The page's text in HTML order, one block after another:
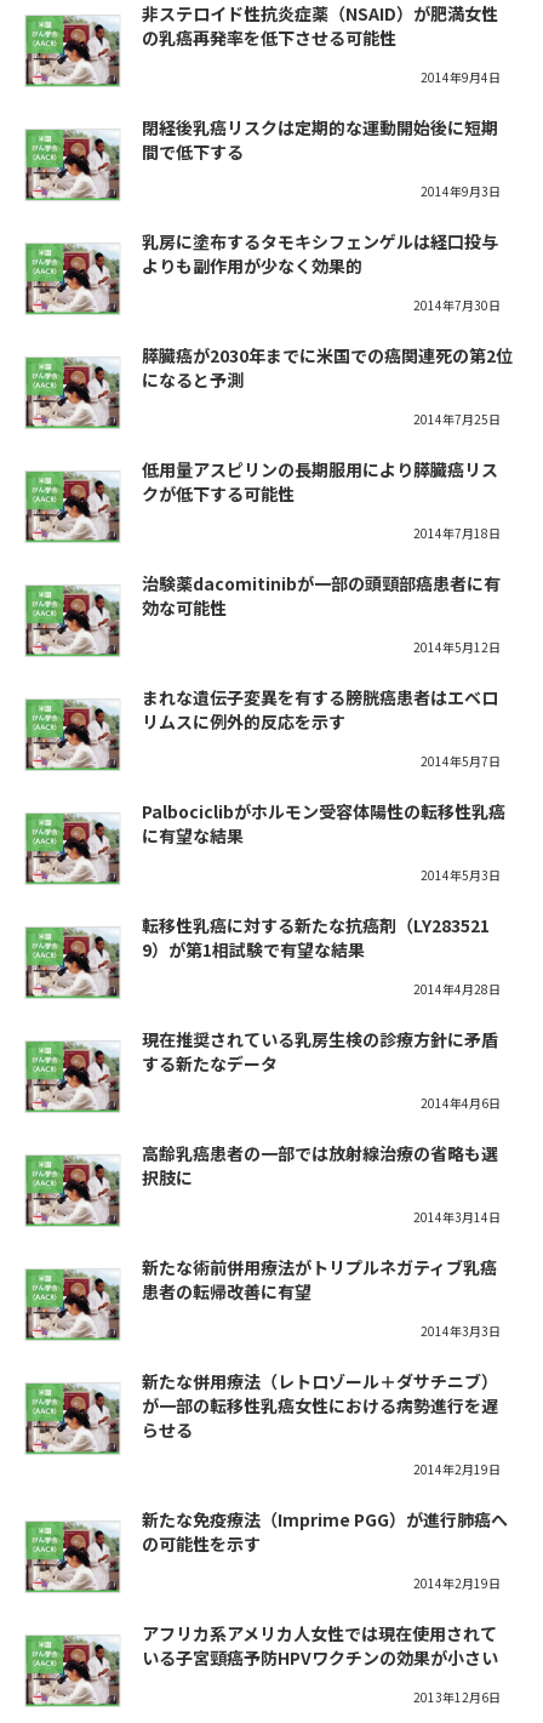
非ステロイド性抗炎症薬（NSAID）が肥満女性
の乳癌再発率を低下させる可能性
2014年9月4日
閉経後乳癌リスクは定期的な運動開始後に短期
間で低下する
2014年9月3日
乳房に塗布するタモキシフェンゲルは経口投与
よりも副作用が少なく効果的
2014年7月30日
膵臓癌が2030年までに米国での癌関連死の第2位
になると予測
2014年7月25日
低用量アスピリンの長期服用により膵臓癌リス
クが低下する可能性
2014年7月18日
治験薬dacomitinibが一部の頭頸部癌患者に有
効な可能性
2014年5月12日
まれな遺伝子変異を有する膀胱癌患者はエベロ
リムスに例外的反応を示す
2014年5月7日
Palbociclibがホルモン受容体陽性の転移性乳癌
に有望な結果
2014年5月3日
転移性乳癌に対する新たな抗癌剤（LY283521
9）が第1相試験で有望な結果
2014年4月28日
現在推奨されている乳房生検の診療方針に矛盾
する新たなデータ
2014年4月6日
高齢乳癌患者の一部では放射線治療の省略も選
択肢に
2014年3月14日
新たな術前併用療法がトリプルネガティブ乳癌
患者の転帰改善に有望
2014年3月3日
新たな併用療法（レトロゾール＋ダサチニブ）
が一部の転移性乳癌女性における病勢進行を遅
らせる
2014年2月19日
新たな免疫療法（Imprime PGG）が進行肺癌へ
の可能性を示す
2014年2月19日
アフリカ系アメリカ人女性では現在使用されて
いる子宮頸癌予防HPVワクチンの効果が小さい
2013年12月6日